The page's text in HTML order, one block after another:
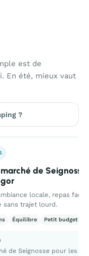
est de
En été, mieux vaut
?
de
locale, repas
sans trajet lourd.
Équilibre Petit budget
de Seignosse pour les